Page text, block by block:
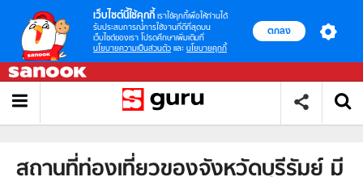
เว็บไซต์นี้ใช้คุกกี้ เราใช้คุกกี้เพื่อให้ท่านได้
รับประสบการณ์การใช้งานที่ดีที่สุดบน
เว็บไซต์ของเรา โปรดศึกษาเพิ่มเติมที่
นโยบายความเป็นส่วนตัว และ นโยบายคุกกี้
ตกลง